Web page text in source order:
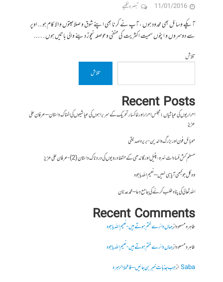
11/01/2016 تبصرہ لکھیے
آپکے وسائل بھی محدود ہوں ، آپ نے کرنا بھی اپنے شوق و صلاحیتوں والا کام ہو .. اوپر
سے دوسروں و اپنوں سمیت اکثریت کی منفی و حوصلہ نچوڑ دینے والی باتیں ہوں . . ...
تلاش
تلاش
Recent Posts
احراریوں کی عیاشیاں : مجلس احرار اور خاکسار تحریک کے سربراہوں کی عیاشیوں کی المناک داستان – عرفان علی
عزیز
موبائل فون اور بزرگ والدین- بریرہ صدیقی
مسلم کش فسادات نہرو، پٹیل اور گاندھی کے متضاد رویوں کی درد ناک داستان (2)- عرفان علی عزیز
وہ کل جو کبھی آیا ہی نہیں – نعیم اللہ باجوہ
اللہ تعالیٰ کی پناہ طلب کرنے کی جامع دعا – محمد عدنان
Recent Comments
طاہرہ مسعودازجہاں دائرے ختم ہوتے ہیں- نعیم اللہ باجوہ
طاہرہ مسعودازجہاں دائرے ختم ہوتے ہیں- نعیم اللہ باجوہ
Sabaازجب جذبات خبر بن جائیں – فاطمۃالزہرہ